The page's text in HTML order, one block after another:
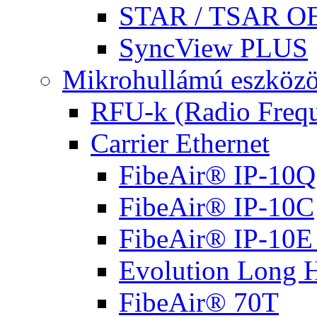
STAR / TSAR
SyncView PLUS
Mikrohullámú
RFU-k (Radio
Carrier Ethernet
FibeAir® IP-10Q
FibeAir® IP-10C
FibeAir® IP-10E
Evolution Long
FibeAir® 70T